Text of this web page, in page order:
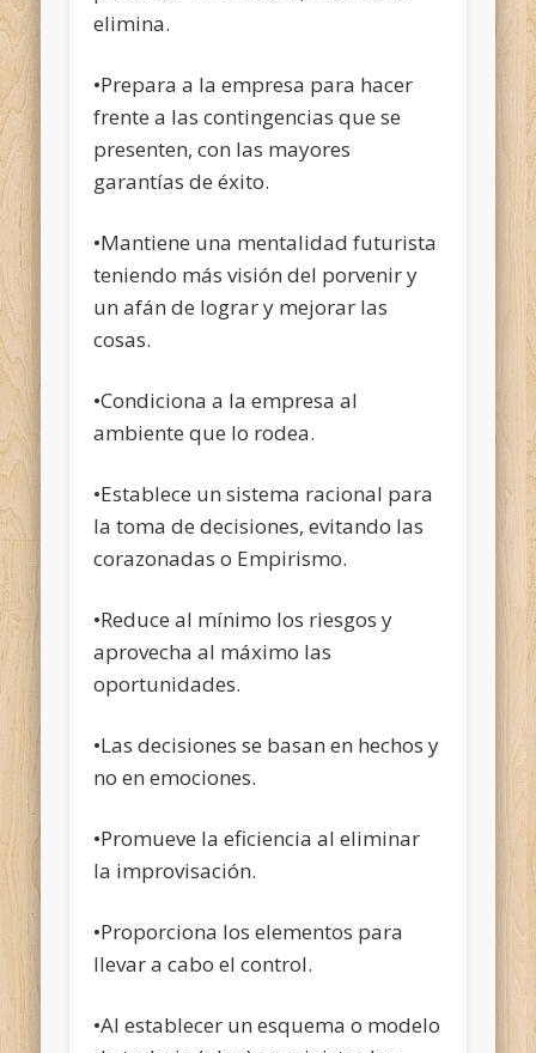
elimina.
•Prepara a la empresa para hacer
frente a las contingencias que se
presenten, con las mayores
garantías de éxito.
•Mantiene una mentalidad futurista
teniendo más visión del porvenir y
un afán de lograr y mejorar las
cosas.
•Condiciona a la empresa al
ambiente que lo rodea.
•Establece un sistema racional para
la toma de decisiones, evitando las
corazonadas o Empirismo.
•Reduce al mínimo los riesgos y
aprovecha al máximo las
oportunidades.
•Las decisiones se basan en hechos y
no en emociones.
•Promueve la eficiencia al eliminar
la improvisación.
•Proporciona los elementos para
llevar a cabo el control.
•Al establecer un esquema o modelo